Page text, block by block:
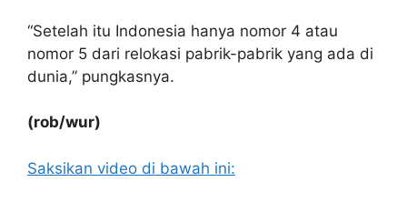
“Setelah itu Indonesia hanya nomor 4 atau
nomor 5 dari relokasi pabrik-pabrik yang ada di
dunia,” pungkasnya.
(rob/wur)
Saksikan video di bawah ini: